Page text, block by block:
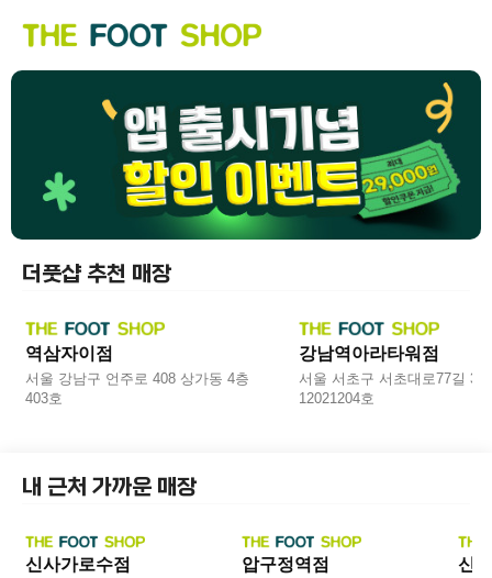
더풋샵 추천 매장
역삼자이점
서울 강남구 언주로 408 상가동 4층
403호
강남역아라타워점
서울 서초구 서초대로77길 3
12021204호
내 근처 가까운 매장
신사가로수점 압구정역점 신